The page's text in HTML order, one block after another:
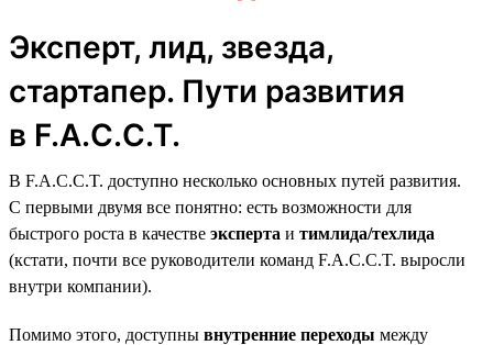
Эксперт, лид, звезда,
стартапер. Пути развития
в F.A.C.C.T.
В F.A.C.C.T. доступно несколько основных путей развития.
С первыми двумя все понятно: есть возможности для
быстрого роста в качестве эксперта и тимлида/техлида
(кстати, почти все руководители команд F.A.C.C.T. выросли
внутри компании).
Помимо этого, доступны внутренние переходы между